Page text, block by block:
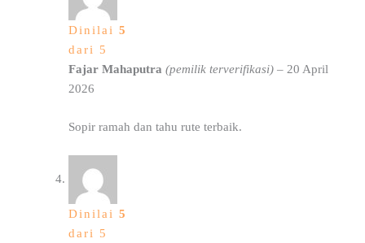
Dinilai 5
dari 5
Fajar Mahaputra (pemilik terverifikasi) – 20 April
2026
Sopir ramah dan tahu rute terbaik.
Dinilai 5
dari 5